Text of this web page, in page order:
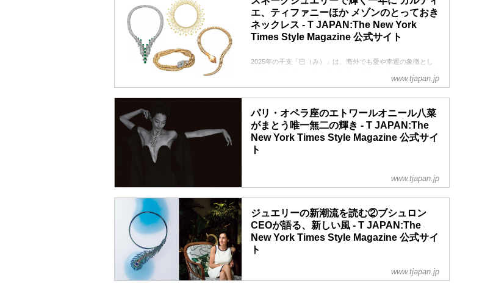
エ、ティファニーほか メゾンのとっておき
ネックレス - T JAPAN:The New York
Times Style Magazine 公式サイト
2025年の干支「巳（み）」は、海外でも愛や幸運の象徴とし
www.tjapan.jp
パリ・オペラ座のエトワールオニール八菜
がまとう唯一無二の輝き - T JAPAN:The
New York Times Style Magazine 公式サイ
ト
2023年春、パリ・オペラ座バレエ団のエトワールに日本人と
して初めて就任したオニール八菜。至宝のバレリーナが、卓越
した技に磨かれ比類なき光を放つハイジュエリーの崇高な美を
体現する。これまでの道のりと現在の心境を率直に語る、スペ
シャルインタビューも必見！
www.tjapan.jp
ジュエリーの新潮流を読む②ブシュロン
CEOが語る、新しい風 - T JAPAN:The
New York Times Style Magazine 公式サイ
ト
輝かしい歴史と伝統を継承しつつ、名だたる老舗ジュエラーは
www.tjapan.jp